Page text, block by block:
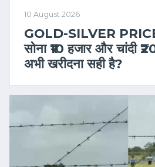
10 August 2026
GOLD-SILVER
सोना ₹10 हजार और चांदी
अभी खरीदना सही है?